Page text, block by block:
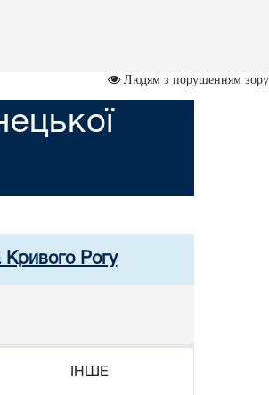
Людям з порушенням зору
Кривого Рогу
ІНШЕ